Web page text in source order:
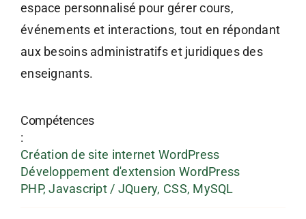
espace personnalisé pour gérer cours,
événements et interactions, tout en répondant
aux besoins administratifs et juridiques des
enseignants.
Compétences
:
Création de site internet WordPress
Développement d'extension WordPress
PHP, Javascript / JQuery, CSS, MySQL